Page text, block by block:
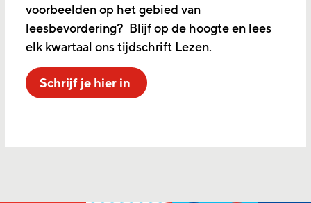
voorbeelden op het gebied van
leesbevordering? Blijf op de hoogte en lees
elk kwartaal ons tijdschrift Lezen.
Schrijf je hier in